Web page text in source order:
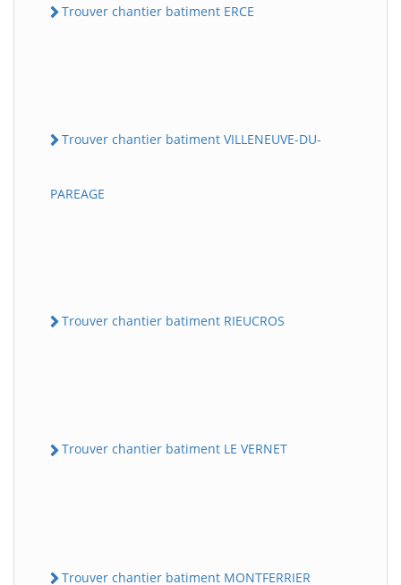
Trouver chantier batiment ERCE
Trouver chantier batiment VILLENEUVE-DU-
PAREAGE
Trouver chantier batiment RIEUCROS
Trouver chantier batiment LE VERNET
Trouver chantier batiment MONTFERRIER